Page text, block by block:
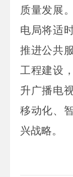
质量发展
电局将适
推进公共
工程建设
升广播电
移动化、
兴战略。